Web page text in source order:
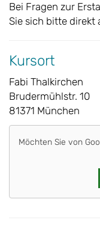
Bei Fragen zur
Sie sich bitte direkt
Kursort
Fabi Thalkirchen
Brudermühlstr. 10
81371 München
Möchten Sie von